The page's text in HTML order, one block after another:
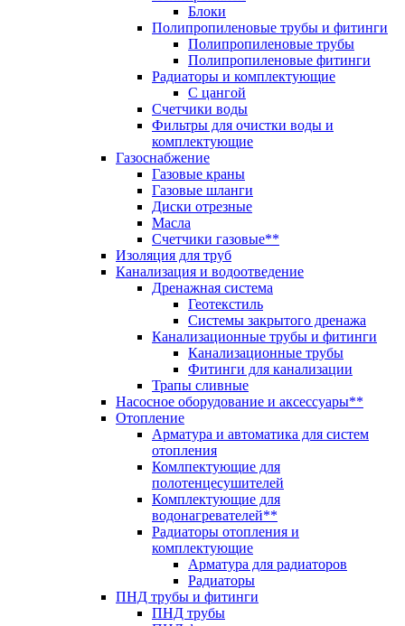
Блоки
Полипропиленовые трубы и фитинги
Полипропиленовые трубы
Полипропиленовые фитинги
Радиаторы и комплектующие
С цангой
Счетчики воды
Фильтры для очистки воды и
комплектующие
Газоснабжение
Газовые краны
Газовые шланги
Диски отрезные
Масла
Счетчики газовые**
Изоляция для труб
Канализация и водоотведение
Дренажная система
Геотекстиль
Системы закрытого дренажа
Канализационные трубы и фитинги
Канализационные трубы
Фитинги для канализации
Трапы сливные
Насосное оборудование и аксессуары**
Отопление
Арматура и автоматика для систем
отопления
Комлпектующие для
полотенцесушителей
Комплектующие для
водонагревателей**
Радиаторы отопления и
комплектующие
Арматура для радиаторов
Радиаторы
ПНД трубы и фитинги
ПНД трубы